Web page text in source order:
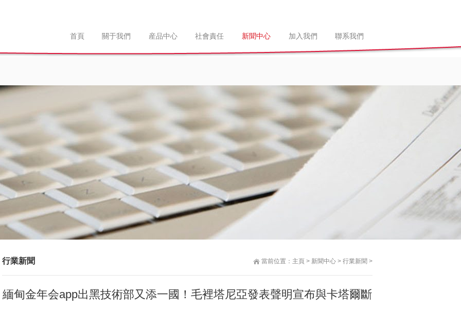
首頁 關于我們 産品中心 社會責任 新聞中心 加入我們 聯系我們
當前位置： 主頁 > 新聞中心 > 行業新聞 >
行業新聞
緬甸金年会app出黑技術部又添一國！毛裡塔尼亞發表聲明宣布與卡塔爾斷